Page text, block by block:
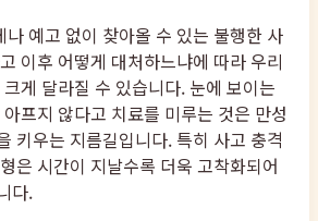
예고 없이 찾아올 수 있는 불행한 사
이후 어떻게 대처하느냐에 따라 우리
게 달라질 수 있습니다. 눈에 보이는
프지 않다고 치료를 미루는 것은 만성
키우는 지름길입니다. 특히 사고 충격
은 시간이 지날수록 더욱 고착화되어
다.